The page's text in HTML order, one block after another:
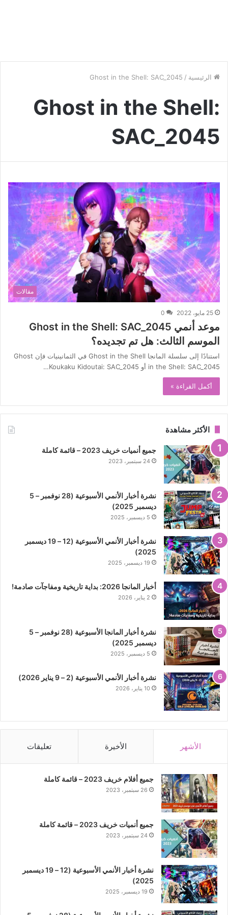
الرئيسية /
Ghost in the Shell: SAC_2045
Ghost in the Shell:
SAC_2045
مقالات
25 مايو، 2022 0
موعد أنمي Ghost in the Shell: SAC_2045
الموسم الثالث: هل تم تجديده؟
استنادًا إلى سلسلة المانجا Ghost in the Shell في الثمانينيات فإن Ghost
in the Shell: SAC_2045 أو Koukaku Kidoutai: SAC_2045…
أكمل القراءة »
الأكثر مشاهدة
جميع أنميات خريف 2023 – قائمة كاملة
24 سبتمبر، 2023
نشرة أخبار الأنمي الأسبوعية (28 نوفمبر – 5
ديسمبر 2025)
5 ديسمبر، 2025
نشرة أخبار الأنمي الأسبوعية (12 – 19 ديسمبر
2025)
19 ديسمبر، 2025
أخبار المانجا 2026: بداية تاريخية ومفاجآت صادمة!
2 يناير، 2026
نشرة أخبار المانجا الأسبوعية (28 نوفمبر – 5
ديسمبر 2025)
5 ديسمبر، 2025
نشرة أخبار الأنمي الأسبوعية (2 – 9 يناير 2026)
10 يناير، 2026
الأشهر الأخيرة تعليقات
جميع أفلام خريف 2023 – قائمة كاملة
26 سبتمبر، 2023
جميع أنميات خريف 2023 – قائمة كاملة
24 سبتمبر، 2023
نشرة أخبار الأنمي الأسبوعية (12 – 19 ديسمبر
2025)
19 ديسمبر، 2025